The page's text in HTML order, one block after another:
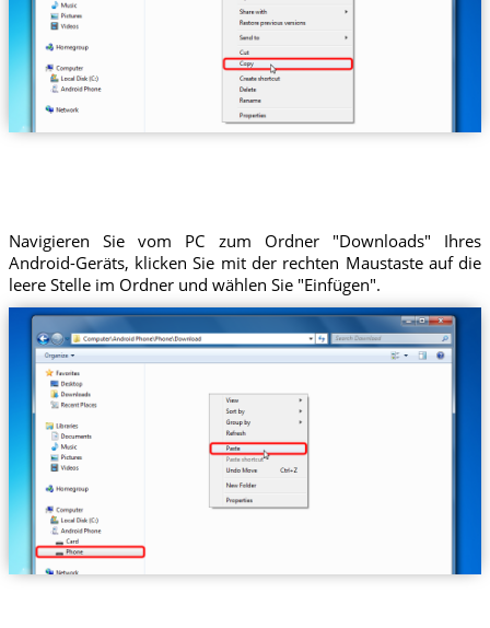
Navigieren Sie vom PC zum Ordner "Downloads" Ihres
Android-Geräts, klicken Sie mit der rechten Maustaste auf die
leere Stelle im Ordner und wählen Sie "Einfügen".